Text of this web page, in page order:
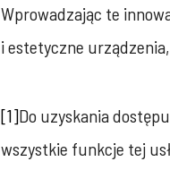
Wprowadzając te
i estetyczne
[1]Do uzyskania
wszystkie funkcje tej